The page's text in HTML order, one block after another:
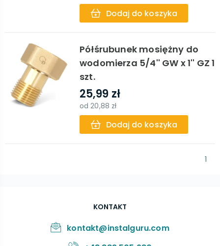
Dodaj do koszyka
Półśrubunek mosiężny do
wodomierza 5/4'' GW x 1'' GZ 1
szt.
25,99 zł
od20,88 zł
Dodaj do koszyka
1
KONTAKT
kontakt@instalguru.com